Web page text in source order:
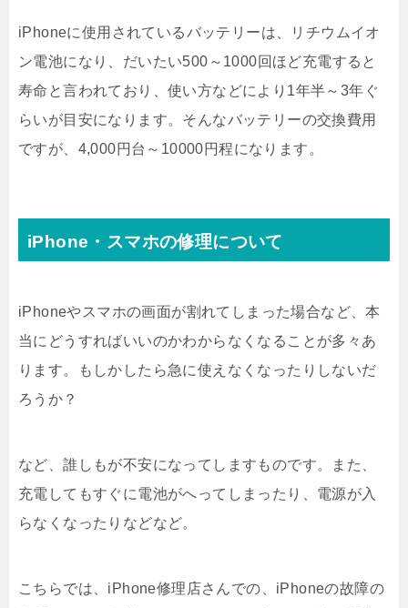
iPhoneに使用されているバッテリーは、リチウムイオ
ン電池になり、だいたい500～1000回ほど充電すると
寿命と言われており、使い方などにより1年半～3年ぐ
らいが目安になります。そんなバッテリーの交換費用
ですが、4,000円台～10000円程になります。
iPhone・スマホの修理について
iPhoneやスマホの画面が割れてしまった場合など、本
当にどうすればいいのかわからなくなることが多々あ
ります。もしかしたら急に使えなくなったりしないだ
ろうか？
など、誰しもが不安になってしますものです。また、
充電してもすぐに電池がへってしまったり、電源が入
らなくなったりなどなど。
こちらでは、iPhone修理店さんでの、iPhoneの故障の